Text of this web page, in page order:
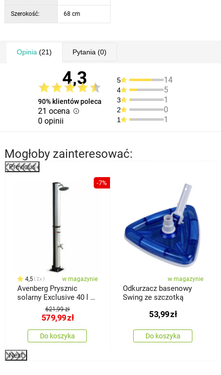
Szerokość: 68 cm
Opinia (21) Pytania (0)
4,3
90% klientów poleca
21 ocena
0 opinii
5 14
4 5
3 1
2 0
1 1
Mogłoby zainteresować:
Previous
-7%
4,5 2x w magazynie
Avenberg Prysznic
solarny Exclusive 40 l +
prysznic nożny, wys. 214
621,99 zł
579,99zł
Do koszyka
w magazynie
Odkurzacz basenowy
Swing ze szczotką
53,99zł
Do koszyka
Next